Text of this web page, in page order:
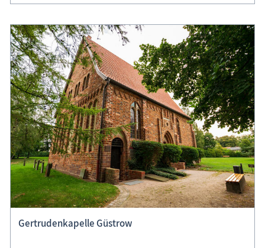
Gertrudenkapelle Güstrow